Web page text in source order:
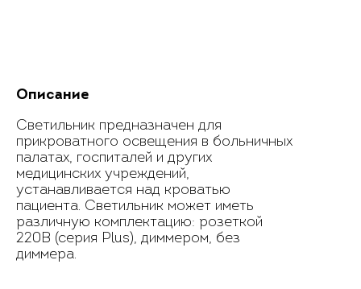
Описание
Светильник предназначен для
прикроватного освещения в больничных
палатах, госпиталей и других
медицинских учреждений,
устанавливается над кроватью
пациента. Светильник может иметь
различную комплектацию: розеткой
220В (серия Plus), диммером, без
диммера.